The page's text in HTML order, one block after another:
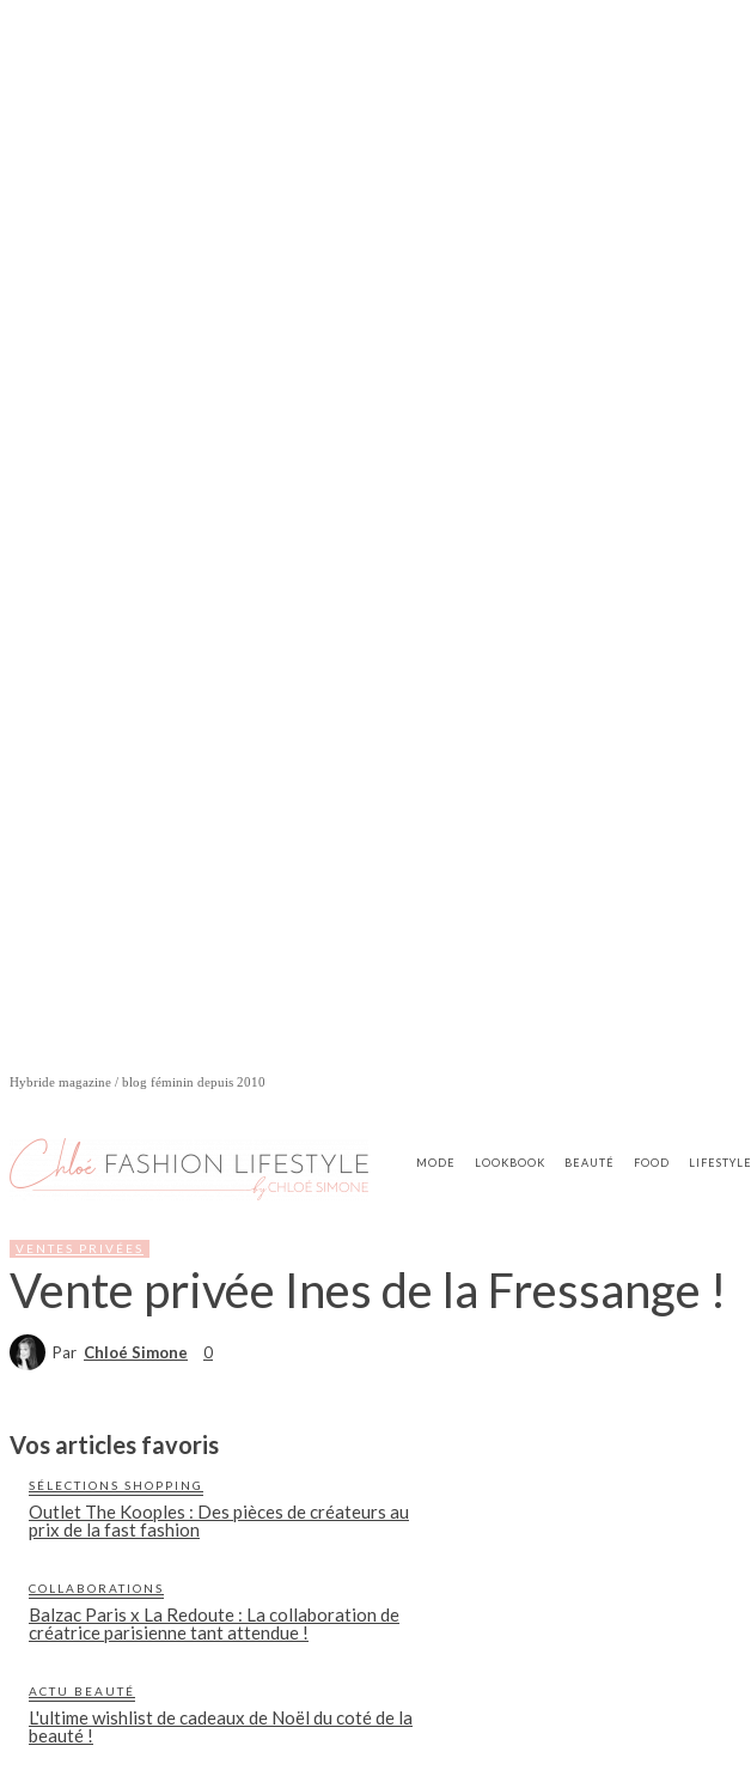
Hybride magazine / blog féminin depuis 2010
MODE LOOKBOOK BEAUTÉ FOOD LIFESTYLE
VENTES PRIVÉES
Vente privée Ines de la Fressange !
Par Chloé Simone 0
Vos articles favoris
SÉLECTIONS SHOPPING
Outlet The Kooples : Des pièces de créateurs au
prix de la fast fashion
COLLABORATIONS
Balzac Paris x La Redoute : La collaboration de
créatrice parisienne tant attendue !
ACTU BEAUTÉ
L'ultime wishlist de cadeaux de Noël du coté de la
beauté !